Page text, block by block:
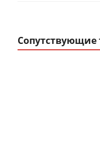
Сопутствующие